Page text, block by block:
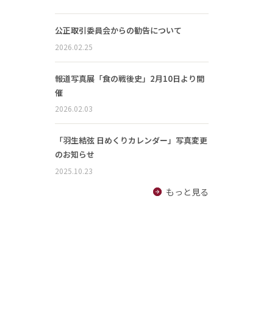
公正取引委員会からの勧告について
2026.02.25
報道写真展「食の戦後史」2月10日より開
催
2026.02.03
「羽生結弦 日めくりカレンダー」写真変更
のお知らせ
2025.10.23
もっと見る